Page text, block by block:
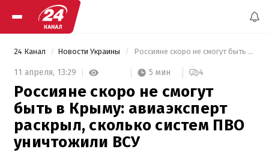
24 Канал Новости Украины Россияне скоро не смогут быть в Крыму: авиаэксперт раскрыл, сколько систем ПВО уничтожили ВСУ
11 апреля, 13:29 5 мин 4
Россияне скоро не смогут
быть в Крыму: авиаэксперт
раскрыл, сколько систем ПВО
уничтожили ВСУ